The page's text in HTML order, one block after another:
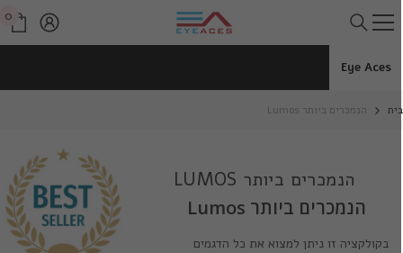
דלג לתוכן 0
0
Eye Aces
הנמכרים ביותר Lumos
הנמכרים ביותר LUMOS
הנמכרים ביותר Lumos
בקולקציה זו ניתן למצוא את כל הדגמים